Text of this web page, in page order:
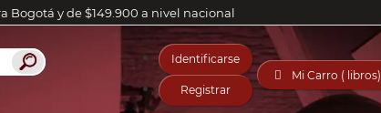
Bogotá y de $149.900 a nivel nacional
Identificarse
Registrar
 Mi Carro ( libros)